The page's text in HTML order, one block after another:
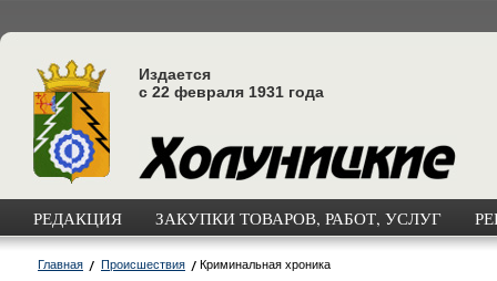
Издается
с 22 февраля 1931 года
РЕДАКЦИЯ ЗАКУПКИ ТОВАРОВ, РАБОТ, УСЛУГ
Главная Происшествия Криминальная хроника